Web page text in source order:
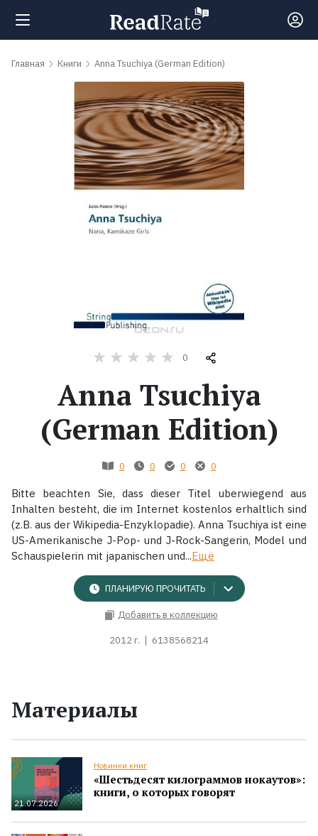
Поиск
Рейтинги
Экранизации
Главная Книги Anna Tsuchiya (German Edition)
0
Anna Tsuchiya
(German Edition)
0 0 0 0
Bitte beachten Sie, dass dieser Titel uberwiegend aus
Inhalten besteht, die im Internet kostenlos erhaltlich sind
(z.B. aus der Wikipedia-Enzyklopadie). Anna Tsuchiya ist eine
US-Amerikanische J-Pop- und J-Rock-Sangerin, Model und
Schauspielerin mit japanischen und...Ещё
ПЛАНИРУЮ ПРОЧИТАТЬ
Добавить в коллекцию
2012 г. 6138568214
Материалы
21.07.2026
Новинки книг
«Шестьдесят килограммов нокаутов»:
книги, о которых говорят